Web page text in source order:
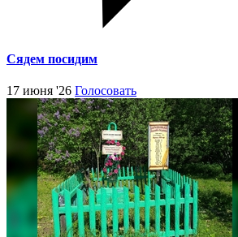
Сядем посидим
17 июня '26 Голосовать